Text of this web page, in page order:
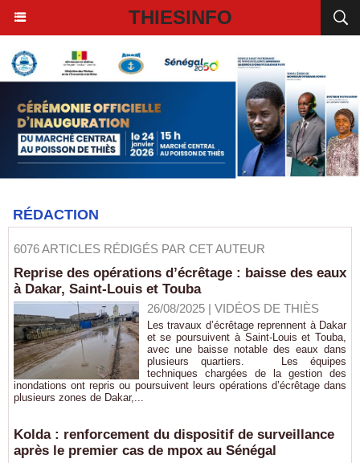
THIESINFO
RÉDACTION
6076 ARTICLES RÉDIGÉS PAR CET AUTEUR
Reprise des opérations d’écrêtage : baisse des eaux
à Dakar, Saint-Louis et Touba
26/08/2025| VIDÉOS DE THIÈS
Les travaux d’écrêtage reprennent à Dakar
et se poursuivent à Saint-Louis et Touba,
avec une baisse notable des eaux dans
plusieurs quartiers. Les équipes
techniques chargées de la gestion des
inondations ont repris ou poursuivent leurs opérations d’écrêtage dans
plusieurs zones de Dakar,...
Kolda : renforcement du dispositif de surveillance
après le premier cas de mpox au Sénégal